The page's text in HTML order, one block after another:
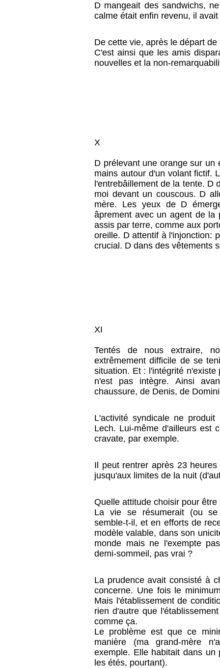
D mangeait des sandwichs,
calme était enfin revenu, il
De cette vie, après le départ
C'est ainsi que les amis
nouvelles et la non-
X
D prélevant une orange sur
mains autour d'un volant fictif.
l'entrebâillement de la tente. D
moi devant un couscous. D
mère. Les yeux de D
âprement avec un agent de la
assis par terre, comme aux
oreille. D attentif à l'injonction:
crucial. D dans des vêtements
XI
Tentés de nous extraire,
extrêmement difficile de se
situation. Et : l'intégrité
n'est pas intègre. Ainsi
chaussure, de Denis, de
L'activité syndicale ne
Lech. Lui-même d'ailleurs est
cravate, par exemple.
Il peut rentrer après 23
jusqu'aux limites de la nuit
Quelle attitude choisir pour
La vie se résumerait (ou se
semble-t-il, et en efforts de
modèle valable, dans son
monde mais ne l'exempte
demi-sommeil, pas vrai ?
La prudence avait consisté à
concerne. Une fois le
Mais l'établissement de
rien d'autre que
comme ça.
Le problème est que ce
manière (ma grand-mère
exemple. Elle habitait dans un
les étés, pourtant).